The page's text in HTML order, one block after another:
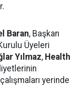
Baran, Başkan
Üyeleri
Yılmaz, Health
yerinde